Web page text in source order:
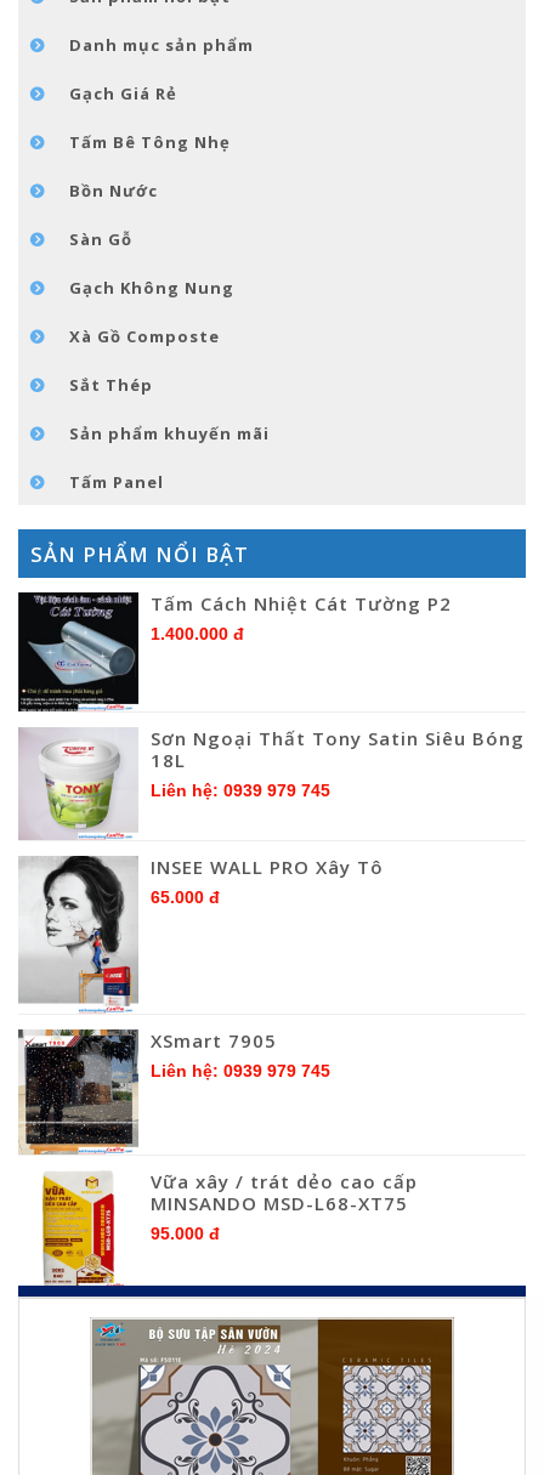
LIÊN HỆDanh mục sản phẩm
Gạch Giá Rẻ
Tấm Bê Tông Nhẹ
Bồn Nước
Sàn Gỗ
Gạch Không Nung
Xà Gồ Composte
Sắt Thép
Sản phẩm khuyến mãi
Tấm Panel
SẢN PHẨM NỔI BẬT
Tấm Cách Nhiệt Cát Tường P2
1.400.000 đ
Sơn Ngoại Thất Tony Satin Siêu Bóng
18L
Liên hệ: 0939 979 745
INSEE WALL PRO Xây Tô
65.000 đ
XSmart 7905
Liên hệ: 0939 979 745
Vữa xây / trát dẻo cao cấp
MINSANDO MSD-L68-XT75
95.000 đ